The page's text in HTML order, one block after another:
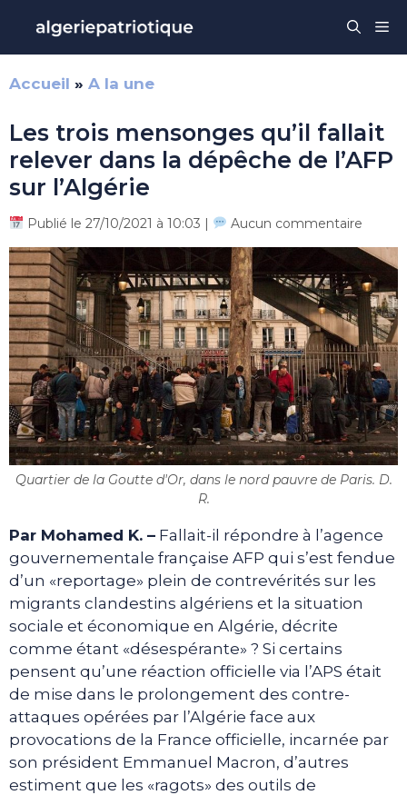
contenu
Accueil » A la une
Les trois mensonges qu’il fallait
relever dans la dépêche de l’AFP
sur l’Algérie
Publié le 27/10/2021 à 10:03 | Aucun commentaire
Quartier de la Goutte d'Or, dans le nord pauvre de Paris. D.
R.
Par Mohamed K. – Fallait-il répondre à l’agence
gouvernementale française AFP qui s’est fendue
d’un «reportage» plein de contrevérités sur les
migrants clandestins algériens et la situation
sociale et économique en Algérie, décrite
comme étant «désespérante» ? Si certains
pensent qu’une réaction officielle via l’APS était
de mise dans le prolongement des contre-
attaques opérées par l’Algérie face aux
provocations de la France officielle, incarnée par
son président Emmanuel Macron, d’autres
estiment que les «ragots» des outils de